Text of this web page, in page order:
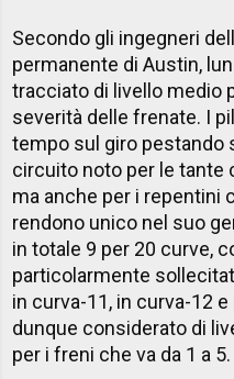
Secondo gli ingegneri
permanente di Austin,
tracciato di livello medio
severità delle frenate. I
tempo sul giro pestando
circuito noto per le tante
ma anche per i repentini
rendono unico nel suo
in totale 9 per 20 curve,
particolarmente
in curva-11, in curva-12
dunque considerato di
per i freni che va da 1 a 5.